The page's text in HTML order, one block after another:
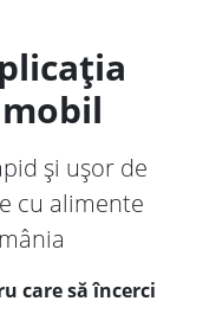
și ușor de
cu alimente
care să încerci